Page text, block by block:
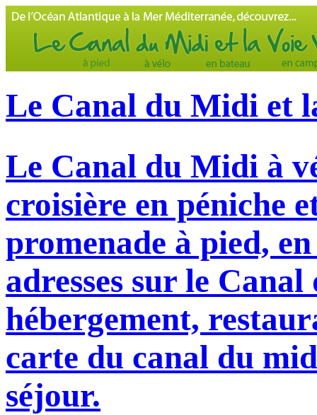
Le Canal du Midi et
Le Canal du Midi à
croisière en péniche
promenade à pied,
adresses sur le
hébergement,
carte du canal du
séjour.